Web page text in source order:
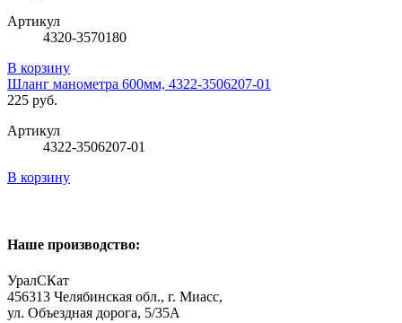
Артикул
4320-3570180
В корзину
Шланг манометра 600мм, 4322-3506207-01
225 руб.
Артикул
4322-3506207-01
В корзину
Наше производство:
УралСКат
456313 Челябинская обл., г. Миасс,
ул. Объездная дорога, 5/35А